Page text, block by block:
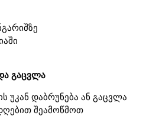
გაცვლა
უკან დაბრუნება ან გაცვლა
შეამოწმოთ